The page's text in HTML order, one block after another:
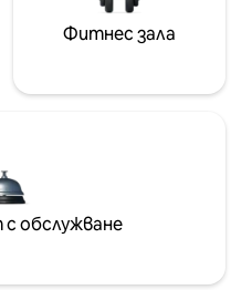
Фитнес зала
обслужване